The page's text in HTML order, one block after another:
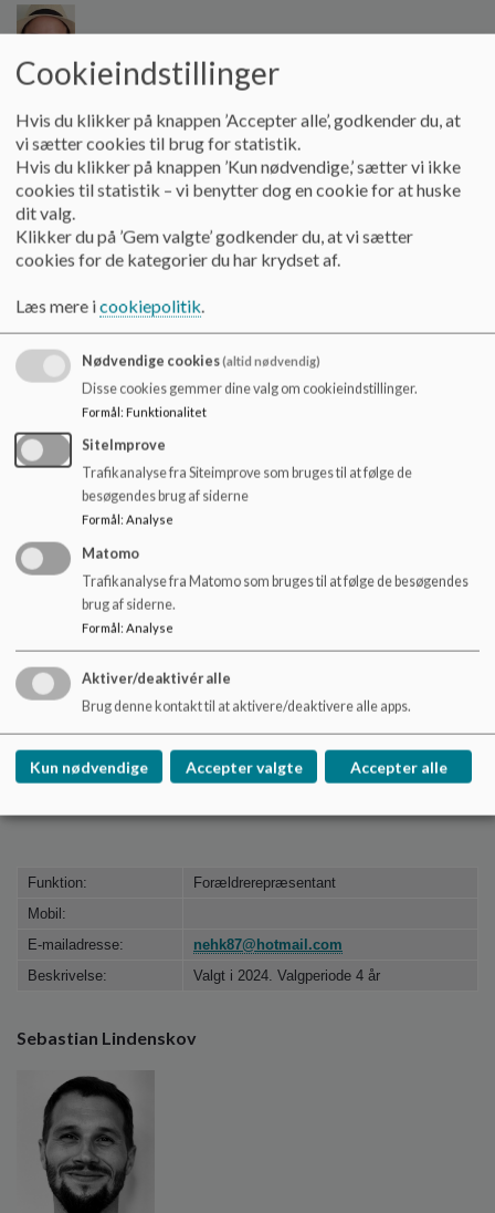
Funktion:
Forældrerepræsentant
Mobil:
31375327
E-mailadresse:
qzt1983@gmail.com
Beskrivelse:
Valgt i 2022. Valgperiode 4 år
Julie Bruun-Petersen
Funktion:
Mobil:
E-mailadresse:
jbruung@hotmail.com
Beskrivelse:
Valgt i 2022. Valgperiode 4 år
Nina Emilie Halmsted Kongsholm
Funktion:
Forældrerepræsentant
Mobil:
E-mailadresse:
nehk87@hotmail.com
Beskrivelse:
Valgt i 2024. Valgperiode 4 år
Sebastian Lindenskov
Cookieindstillinger
Hvis du klikker på knappen ’Accepter alle’, godkender du, at
vi sætter cookies til brug for statistik.
Hvis du klikker på knappen ’Kun nødvendige,’ sætter vi ikke
cookies til statistik – vi benytter dog en cookie for at huske
dit valg.
Klikker du på ’Gem valgte’ godkender du, at vi sætter
cookies for de kategorier du har krydset af.
Læs mere icookiepolitik.
Nødvendige cookies(altid nødvendig)
Disse cookies gemmer dine valg om cookieindstillinger.
Formål: Funktionalitet
SiteImprove
Trafikanalyse fra Siteimprove som bruges til at følge de
besøgendes brug af siderne
Formål : Analyse
Matomo
Trafikanalyse fra Matomo som bruges til at følge de besøgendes
brug af siderne.
Formål: Analyse
Aktiver/deaktivér alle
Brug denne kontakt til at aktivere/deaktivere alle apps.
Kun nødvendige Accepter valgte Accepter alle